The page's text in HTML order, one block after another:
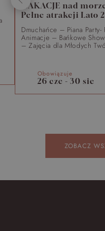
WAKACJE nad
Pełne atrakcji Lato
Dmuchańce – Piana
Animacje – Bańkowe
– Zajęcia dla Młodych
26 cze - 30 sie
Obowiązuje
ZOBACZ